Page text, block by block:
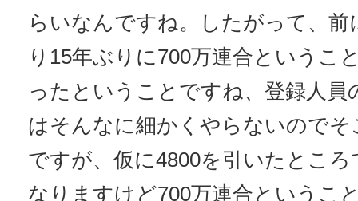
らいなんですね。したがって、前
り15年ぶりに700万連合というこ
ったということですね、登録人員
はそんなに細かくやらないので
ですが、仮に4800を引いたとこ
なりますけど700万連合というこ